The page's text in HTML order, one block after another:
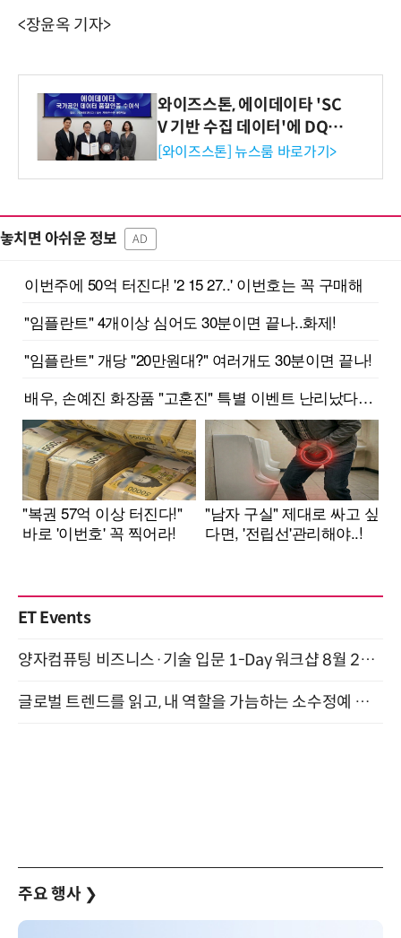
<장윤옥 기자>
와이즈스톤, 에이데이타 'SC
V 기반 수집 데이터'에 DQ인
증 최고 등급 수여
[와이즈스톤] 뉴스룸 바로가기>
놓치면 아쉬운 정보 AD
ET Events
양자컴퓨팅 비즈니스·기술 입문 1-Day 워크샵 8월 28일 개최
글로벌 트렌드를 읽고, 내 역할을 가늠하는 소수정예 실습 워크숍 (8/28)
주요 행사 ❯